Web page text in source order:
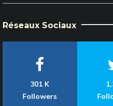
Réseaux Sociaux
301 K
Followers